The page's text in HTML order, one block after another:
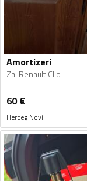
Amortizeri
Za: Renault Clio
60€
Herceg Novi